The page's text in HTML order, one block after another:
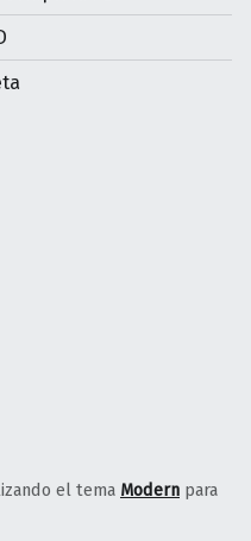
el tema Modern para